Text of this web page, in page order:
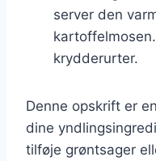
server den
krydderurter.
Denne opskrift er
dine
tilføje grøntsager